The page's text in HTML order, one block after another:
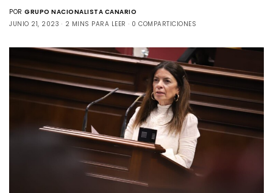
POR GRUPO NACIONALISTA CANARIO
JUNIO 21, 2023
2 MINS PARA LEER 0 COMPARTICIONES